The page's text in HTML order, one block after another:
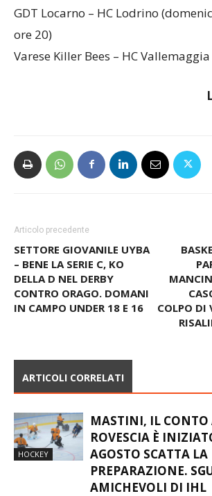
GDT Locarno – HC Lodrino
ore 20)
Varese Killer Bees – HC
Articolo precedente
SETTORE GIOVANILE UYBA
– BENE LA SERIE C, KO
DELLA D NEL DERBY
CONTRO ORAGO. DOMANI
IN CAMPO UNDER 18 E 16
COLPO DI
ARTICOLI CORRELATI
HOCKEY
MASTINI, IL CONTO
ROVESCIA È
AGOSTO SCATTA LA
PREPARAZIONE.
AMICHEVOLI DI IHL